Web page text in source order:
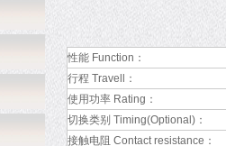
性能 Function：
行程 Travell：
使用功率 Rating：
切换类别 Timing(Optional)：
接触电阻 Contact resistance：